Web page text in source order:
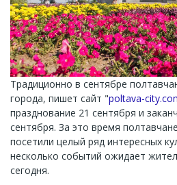
Традиционно в сентябре
города, пишет сайт "poltava-
празднование 21 сентября и
сентября. За это время
посетили целый ряд интересных
несколько событий ожидает
сегодня.